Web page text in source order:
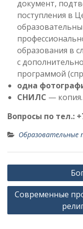
документ,
поступления в
образования в
с
программой
одна
СНИЛС — копия.
Вопросы по тел.:
Образовательные
Навигация
по
записям
Современные